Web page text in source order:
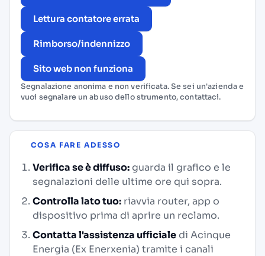
Lettura contatore errata
Rimborso/indennizzo
Sito web non funziona
Segnalazione anonima e non verificata. Se sei un'azienda e
vuoi segnalare un abuso dello strumento,contattaci.
COSA FARE ADESSO
Verifica se è diffuso:guarda il grafico e le
segnalazioni delle ultime ore qui sopra.
Controlla lato tuo: riavvia router, app o
dispositivo prima di aprire un reclamo.
Contatta l'assistenza ufficialedi Acinque
Energia (Ex Enerxenia) tramite i canali